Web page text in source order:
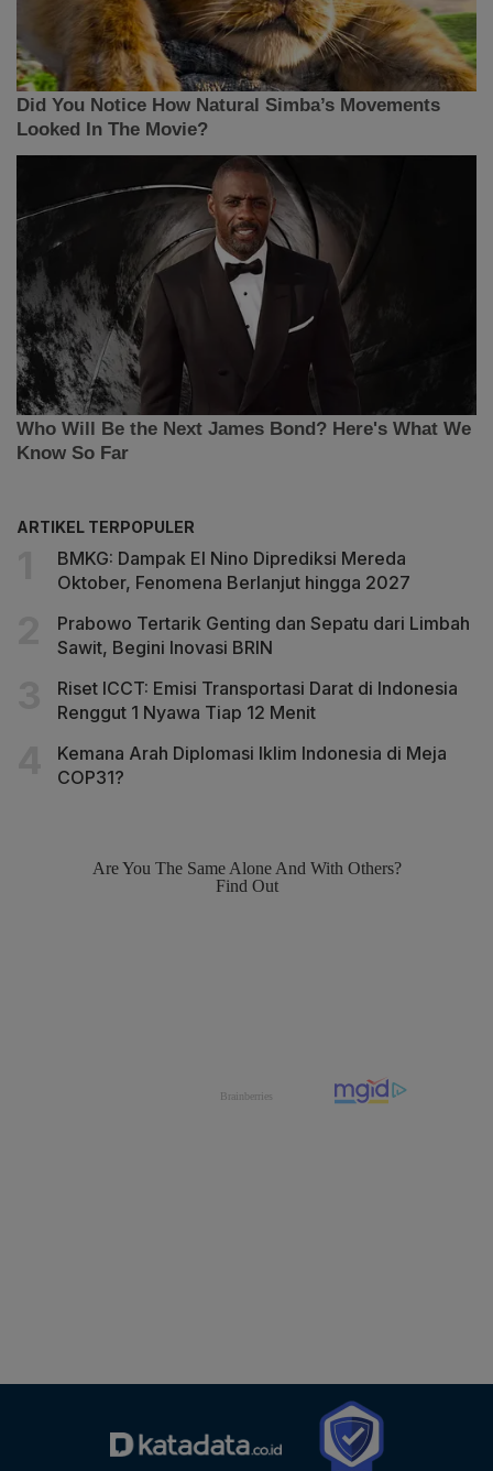
ARTIKEL TERPOPULER
BMKG: Dampak El Nino Diprediksi Mereda
Oktober, Fenomena Berlanjut hingga 2027
Prabowo Tertarik Genting dan Sepatu dari Limbah
Sawit, Begini Inovasi BRIN
Riset ICCT: Emisi Transportasi Darat di Indonesia
Renggut 1 Nyawa Tiap 12 Menit
Kemana Arah Diplomasi Iklim Indonesia di Meja
COP31?